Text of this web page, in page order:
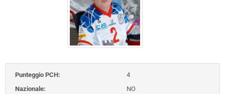
Punteggio PCH:
4
Nazionale:
NO